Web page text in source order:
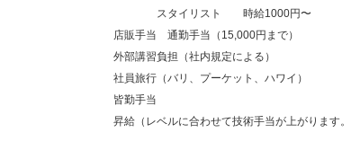
スタイリスト 時給1000円〜
店販手当 通勤手当（15,000円まで）
外部講習負担（社内規定による）
社員旅行（バリ、プーケット、ハワイ）
皆勤手当
昇給（レベルに合わせて技術手当が上がります。